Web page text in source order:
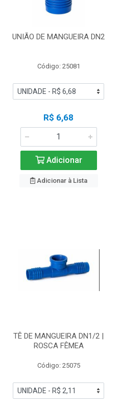
UNIÃO DE MANGUEIRA DN2
Código: 25081
R$ 6,68
Adicionar
Adicionar à Lista
TÊ DE MANGUEIRA DN1/2 |
ROSCA FÊMEA
Código: 25075